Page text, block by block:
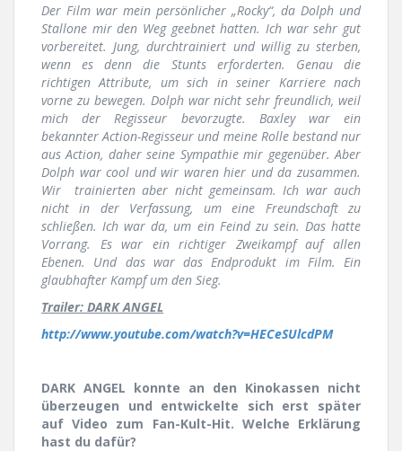
Der Film war mein persönlicher „Rocky“, da Dolph und
Stallone mir den Weg geebnet hatten. Ich war sehr gut
vorbereitet. Jung, durchtrainiert und willig zu sterben,
wenn es denn die Stunts erforderten. Genau die
richtigen Attribute, um sich in seiner Karriere nach
vorne zu bewegen. Dolph war nicht sehr freundlich, weil
mich der Regisseur bevorzugte. Baxley war ein
bekannter Action-Regisseur und meine Rolle bestand nur
aus Action, daher seine Sympathie mir gegenüber. Aber
Dolph war cool und wir waren hier und da zusammen.
Wir trainierten aber nicht gemeinsam. Ich war auch
nicht in der Verfassung, um eine Freundschaft zu
schließen. Ich war da, um ein Feind zu sein. Das hatte
Vorrang. Es war ein richtiger Zweikampf auf allen
Ebenen. Und das war das Endprodukt im Film. Ein
glaubhafter Kampf um den Sieg.
Trailer: DARK ANGEL
http://www.youtube.com/watch?v=HECeSUlcdPM
DARK ANGEL konnte an den Kinokassen nicht
überzeugen und entwickelte sich erst später
auf Video zum Fan-Kult-Hit. Welche Erklärung
hast du dafür?